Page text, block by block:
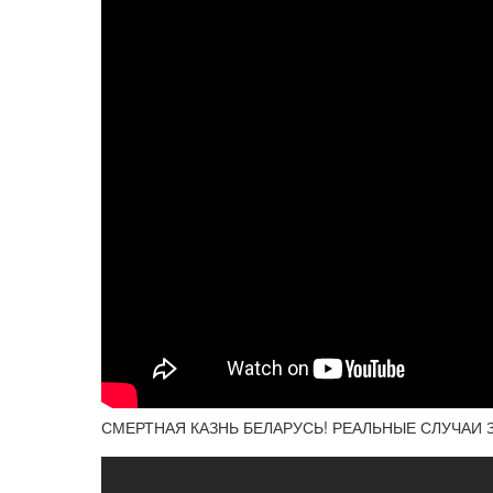
СМЕРТНАЯ КАЗНЬ БЕЛАРУСЬ! РЕАЛЬНЫЕ СЛУЧАИ